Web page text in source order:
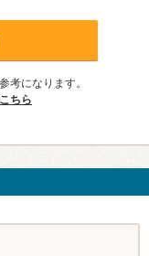
考になります。
ちら